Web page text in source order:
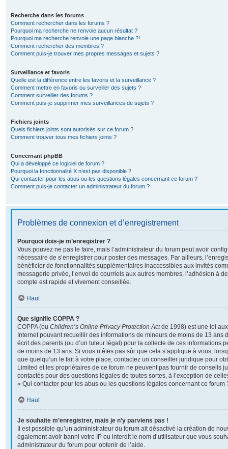
Recherche dans les forums
Comment rechercher dans les forums ?
Pourquoi ma recherche ne renvoie aucun résultat ?
Pourquoi ma recherche renvoie une page blanche ?!
Comment rechercher des membres ?
Comment puis-je trouver mes propres messages et sujets ?
Surveillance et favoris
Quelle est la différence entre les favoris et la surveillance ?
Comment mettre en favoris ou surveiller des sujets ?
Comment surveiller des forums ?
Comment puis-je supprimer mes surveillances de sujets ?
Fichiers joints
Quels fichiers joints sont autorisés sur ce forum ?
Comment trouver tous mes fichiers joints ?
Concernant phpBB
Qui a développé ce logiciel de forum ?
Pourquoi la fonctionnalité X n’est pas disponible ?
Qui contacter pour les abus ou les questions légales concernant ce forum ?
Comment puis-je contacter un administrateur du forum ?
Problèmes de connexion et d’enregistrement
Pourquoi dois-je m’enregistrer ?
Vous pouvez ne pas le faire, mais l’administrateur du forum peut avoir
nécessaire de s’enregistrer pour poster des messages. Par ailleurs,
bénéficier de fonctionnalités supplémentaires inaccessibles aux invités
messagerie privée, l’envoi de courriels aux autres membres, l’adhésion à
compte est rapide et vivement conseillée.
Haut
Que signifie COPPA ?
COPPA (ou Children’s Online Privacy Protection Actde 1998) est une loi
Internet pouvant recueillir des informations de mineurs de moins de 13 ans
écrit des parents (ou d’un tuteur légal) pour la collecte de ces informations
de moins de 13 ans. Si vous n’êtes pas sûr que cela s’applique à vous,
que quelqu’un le fait à votre place, contactez un conseiller juridique pour
Limited et les propriétaires de ce forum ne peuvent pas fournir de conseils
contactés pour des questions légales de toutes sortes, à l’exception de
« Qui contacter pour les abus ou les questions légales concernant ce forum
Haut
Je souhaite m’enregistrer, mais je n’y parviens pas !
Il est possible qu’un administrateur du forum ait désactivé la création de
également avoir banni votre IP ou interdit le nom d’utilisateur que vous
administrateur du forum pour obtenir de l’aide.